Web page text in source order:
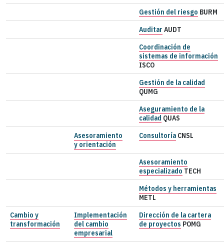
Gestión del riesgo BURM
Auditar AUDT
Coordinación de
sistemas de información
ISCO
Gestión de la calidad
QUMG
Aseguramiento de la
calidad QUAS
Asesoramiento
y orientación
Consultoría CNSL
Asesoramiento
especializado TECH
Métodos y herramientas
METL
Cambio y
transformación
Implementación
del cambio
empresarial
Dirección de la cartera
de proyectos POMG